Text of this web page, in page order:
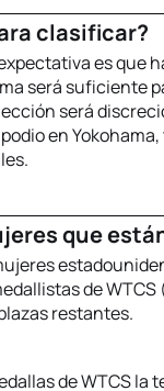
clasificar?
es que
será suficiente
será
en
que
de
restantes.
de WTCS la